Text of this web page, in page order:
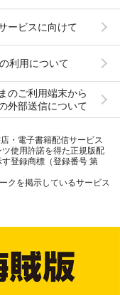
ービスに向けて
利用について
のご利用端末から
外部送信について
・電子書籍配信サービス
使用許諾を得た正規版配
登録商標（登録番号 第
クを掲示しているサービス